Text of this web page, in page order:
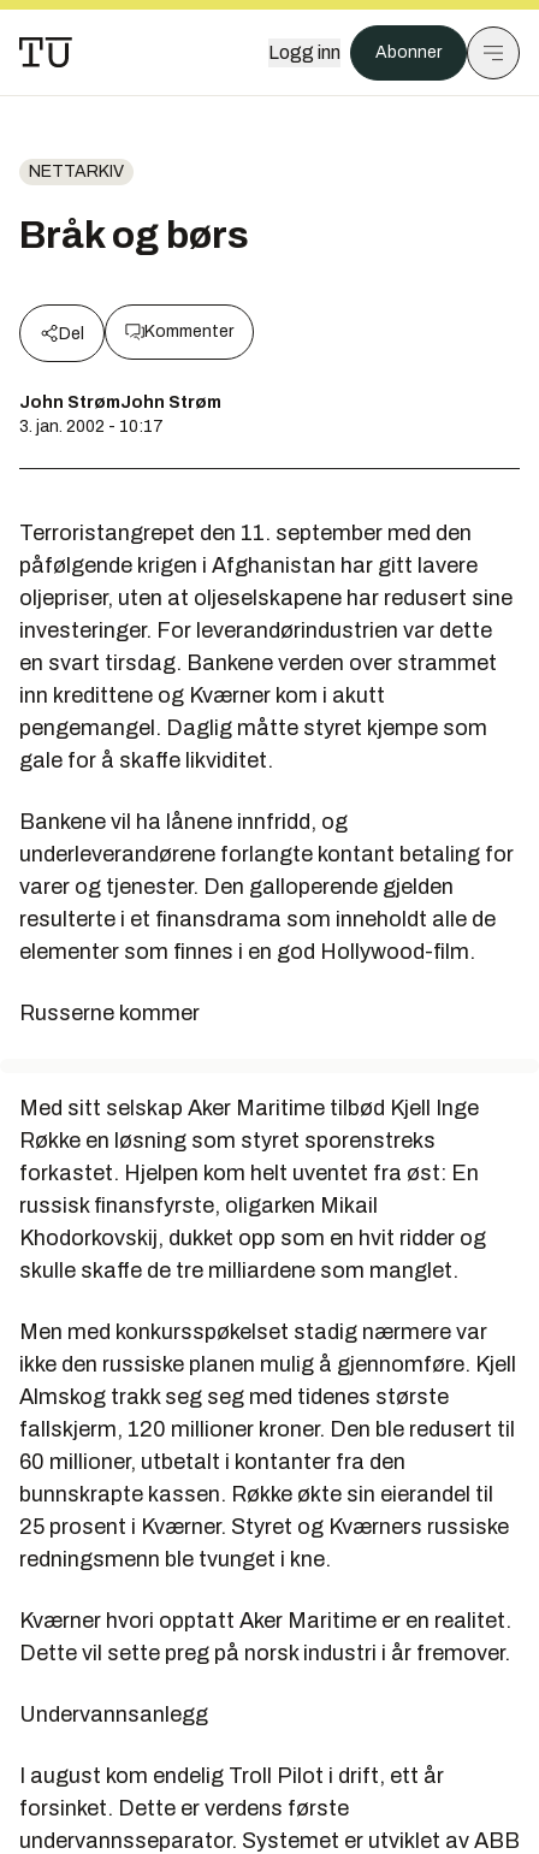
Logg inn Abonner
NETTARKIV
Bråk og børs
Del Kommenter
John StrømJohn Strøm
3. jan. 2002 - 10:17
Terroristangrepet den 11. september med den
påfølgende krigen i Afghanistan har gitt lavere
oljepriser, uten at oljeselskapene har redusert sine
investeringer. For leverandørindustrien var dette
en svart tirsdag. Bankene verden over strammet
inn kredittene og Kværner kom i akutt
pengemangel. Daglig måtte styret kjempe som
gale for å skaffe likviditet.
Bankene vil ha lånene innfridd, og
underleverandørene forlangte kontant betaling for
varer og tjenester. Den galloperende gjelden
resulterte i et finansdrama som inneholdt alle de
elementer som finnes i en god Hollywood-film.
Russerne kommer
Med sitt selskap Aker Maritime tilbød Kjell Inge
Røkke en løsning som styret sporenstreks
forkastet. Hjelpen kom helt uventet fra øst: En
russisk finansfyrste, oligarken Mikail
Khodorkovskij, dukket opp som en hvit ridder og
skulle skaffe de tre milliardene som manglet.
Men med konkursspøkelset stadig nærmere var
ikke den russiske planen mulig å gjennomføre. Kjell
Almskog trakk seg seg med tidenes største
fallskjerm, 120 millioner kroner. Den ble redusert til
60 millioner, utbetalt i kontanter fra den
bunnskrapte kassen. Røkke økte sin eierandel til
25 prosent i Kværner. Styret og Kværners russiske
redningsmenn ble tvunget i kne.
Kværner hvori opptatt Aker Maritime er en realitet.
Dette vil sette preg på norsk industri i år fremover.
Undervannsanlegg
I august kom endelig Troll Pilot i drift, ett år
forsinket. Dette er verdens første
undervannsseparator. Systemet er utviklet av ABB